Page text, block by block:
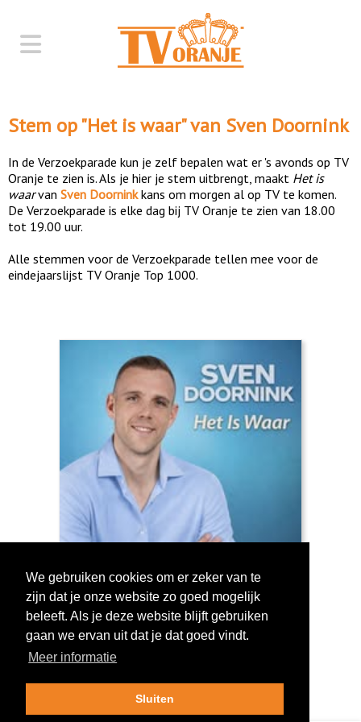
Stem op "Het is waar" van Sven Doornink
In de Verzoekparade kun je zelf bepalen wat er 's avonds op TV
Oranje te zien is. Als je hier je stem uitbrengt, maakt Het is
waarvan Sven Doorninkkans om morgen al op TV te komen.
De Verzoekparade is elke dag bij TV Oranje te zien van 18.00
tot 19.00 uur.
Alle stemmen voor de Verzoekparade tellen mee voor de
eindejaarslijst TV Oranje Top 1000.
Log in om te stemmen!
We gebruiken cookies om er zeker van te
zijn dat je onze website zo goed mogelijk
beleeft. Als je deze website blijft gebruiken
gaan we ervan uit dat je dat goed vindt.
Meer informatie
Sluiten